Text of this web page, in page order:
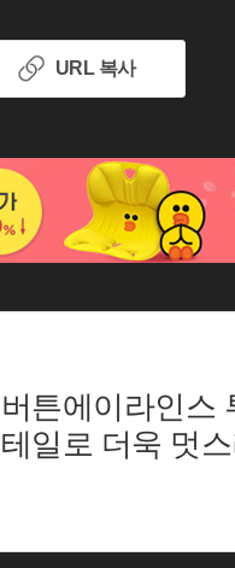
URL 복사
튼에이라인스
일로 더욱 멋